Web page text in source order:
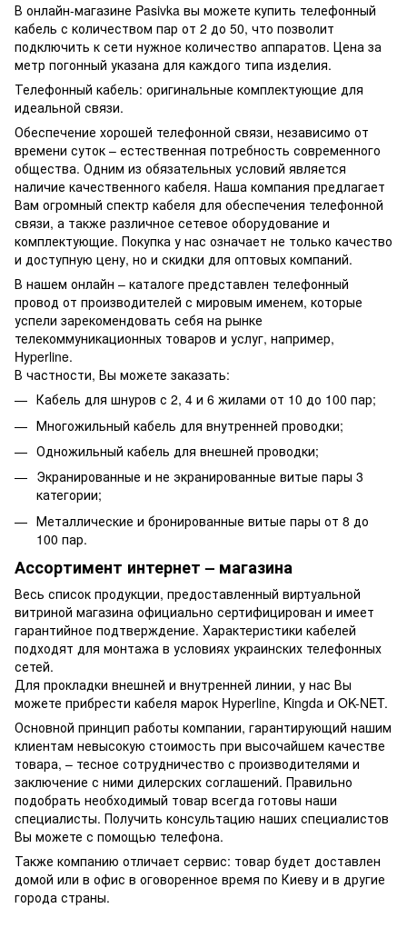
В онлайн-магазине Pasivka вы можете купить телефонный
кабель с количеством пар от 2 до 50, что позволит
подключить к сети нужное количество аппаратов. Цена за
метр погонный указана для каждого типа изделия.
Телефонный кабель: оригинальные комплектующие для
идеальной связи.
Обеспечение хорошей телефонной связи, независимо от
времени суток – естественная потребность современного
общества. Одним из обязательных условий является
наличие качественного кабеля. Наша компания предлагает
Вам огромный спектр кабеля для обеспечения телефонной
связи, а также различное сетевое оборудование и
комплектующие. Покупка у нас означает не только качество
и доступную цену, но и скидки для оптовых компаний.
В нашем онлайн – каталоге представлен телефонный
провод от производителей с мировым именем, которые
успели зарекомендовать себя на рынке
телекоммуникационных товаров и услуг, например,
Hyperline.
В частности, Вы можете заказать:
Кабель для шнуров с 2, 4 и 6 жилами от 10 до 100 пар;
Многожильный кабель для внутренней проводки;
Одножильный кабель для внешней проводки;
Экранированные и не экранированные витые пары 3
категории;
Металлические и бронированные витые пары от 8 до
100 пар.
Ассортимент интернет – магазина
Весь список продукции, предоставленный виртуальной
витриной магазина официально сертифицирован и имеет
гарантийное подтверждение. Характеристики кабелей
подходят для монтажа в условиях украинских телефонных
сетей.
Для прокладки внешней и внутренней линии, у нас Вы
можете прибрести кабеля марок Hyperline, Kingda и OK-NET.
Основной принцип работы компании, гарантирующий нашим
клиентам невысокую стоимость при высочайшем качестве
товара, – тесное сотрудничество с производителями и
заключение с ними дилерских соглашений. Правильно
подобрать необходимый товар всегда готовы наши
специалисты. Получить консультацию наших специалистов
Вы можете с помощью телефона.
Также компанию отличает сервис: товар будет доставлен
домой или в офис в оговоренное время по Киеву и в другие
города страны.